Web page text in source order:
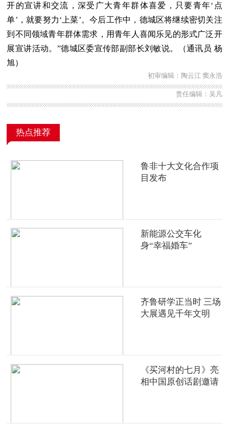
开的宣讲和交流，深受广大青年群体喜爱，只要青年‘点
单’，就要努力‘上菜’。今后工作中，德城区将继续密切关注
到不同领域青年群体需求，用青年人喜闻乐见的形式广泛开
展宣讲活动。”德城区委宣传部副部长刘敏说。（通讯员 杨
旭）
初审编辑：陶云江 窦永浩
责任编辑：吴凡
热点推荐
鲁非十大文化合作项
目发布
新能源公交车化
身“幸福婚车”
齐鲁研学正当时 三场
大展遇见千年文明
《买河村的七月》亮
相中国原创话剧邀请